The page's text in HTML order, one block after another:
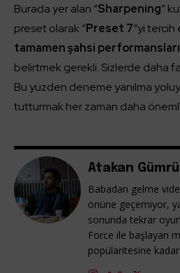
Burada yer alan “Sharpening”
preset olarak “Preset 7“yi tercih
tamamen şahsi
belirtmek gerekli. Sizlerde daha
Bu yüzden deneme yanılma
tutturmak her zaman daha önemli
Atakan
Babadan gelme
önüne geçemiyor,
sonunda tekrar
Force ile başlayan
popülaritesine kadar